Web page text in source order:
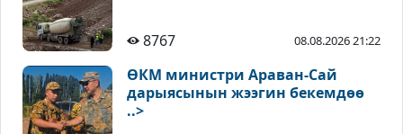
8767 08.08.2026 21:22
ӨКМ министри Араван-Сай
дарыясынын жээгин бекемдөө
..>